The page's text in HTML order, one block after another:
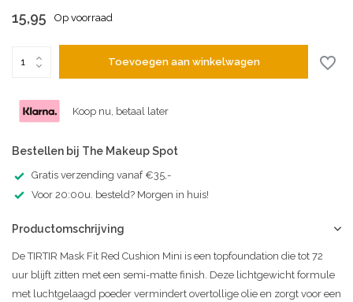
15,95 Op voorraad
Toevoegen aan winkelwagen
Koop nu, betaal later
Bestellen bij The Makeup Spot
Gratis verzending vanaf €35,-
Voor 20:00u. besteld? Morgen in huis!
Productomschrijving
De TIRTIR Mask Fit Red Cushion Mini is een topfoundation die tot 72
uur blijft zitten met een semi-matte finish. Deze lichtgewicht formule
met luchtgelaagd poeder vermindert overtollige olie en zorgt voor een